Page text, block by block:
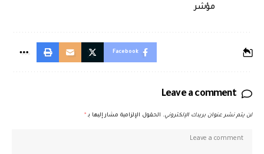
مؤشر
Facebook
Leave a comment
لن يتم نشر عنوان بريدك الإلكتروني. الحقول الإلزامية مشار إليها بـ *